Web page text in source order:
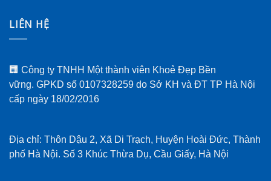
LIÊN HỆ
🏢 Công ty TNHH Một thành viên Khoẻ Đẹp Bền
vững. GPKD số 0107328259 do Sở KH và ĐT TP Hà Nội
cấp ngày 18/02/2016
Địa chỉ: Thôn Dậu 2, Xã Di Trạch, Huyện Hoài Đức, Thành
phố Hà Nội. Số 3 Khúc Thừa Dụ, Cầu Giấy, Hà Nội